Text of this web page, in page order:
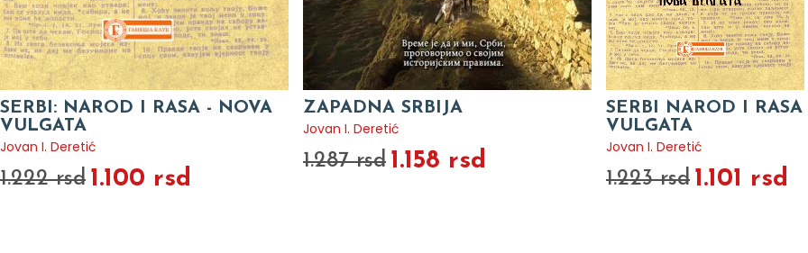
SERBI: NAROD I RASA - NOVA
VULGATA
Jovan I. Deretić
1.222 rsd 1.100 rsd
ZAPADNA SRBIJA
Jovan I. Deretić
1.287 rsd 1.158 rsd
SERBI NAROD I
VULGATA
Jovan I. Deretić
1.223 rsd 1.101 rsd